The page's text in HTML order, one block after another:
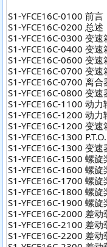
S1-YFCE16C-0100 前言
S1-YFCE16C-0200 总
S1-YFCE16C-0300 变
S1-YFCE16C-0400 变
S1-YFCE16C-0600 变
S1-YFCE16C-0700 变
S1-YFCE16C-0700 离合
S1-YFCE16C-0800 变
S1-YFCE16C-1100 动
S1-YFCE16C-1200 动
S1-YFCE16C-1200 变
S1-YFCE16C-1300
S1-YFCE16C-1300 变
S1-YFCE16C-1500 螺
S1-YFCE16C-1600 螺
S1-YFCE16C-1700 螺
S1-YFCE16C-1800 螺
S1-YFCE16C-1900 螺
S1-YFCE16C-2000 差
S1-YFCE16C-2100 差
S1-YFCE16C-2200 差